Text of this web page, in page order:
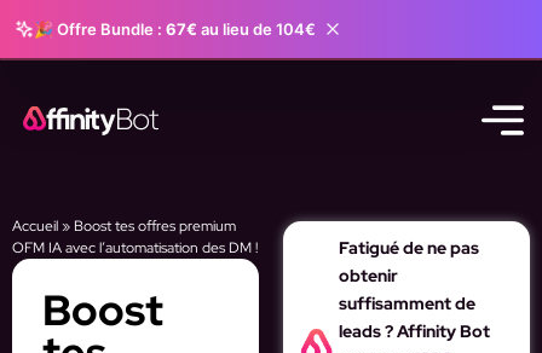
🎉 Offre Bundle : 67€ au lieu de 104€
Accueil» Boost tes offres premium
OFM IA avec l’automatisation des DM !
Boost
Fatigué de ne pas
obtenir
suffisamment de
leads ? Affinity Bot